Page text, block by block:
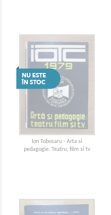
Ion Tobosaru - Arta si
pedagogie. Teatru, film si tv